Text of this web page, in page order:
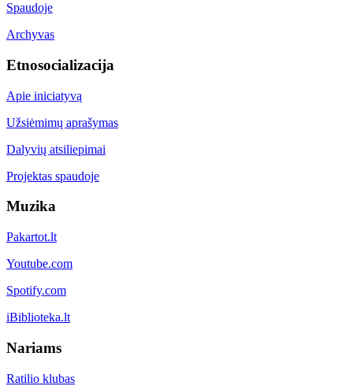
Spaudoje
Archyvas
Etnosocializacija
Apie iniciatyvą
Užsiėmimų aprašymas
Dalyvių atsiliepimai
Projektas spaudoje
Muzika
Pakartot.lt
Youtube.com
Spotify.com
iBiblioteka.lt
Nariams
Ratilio klubas